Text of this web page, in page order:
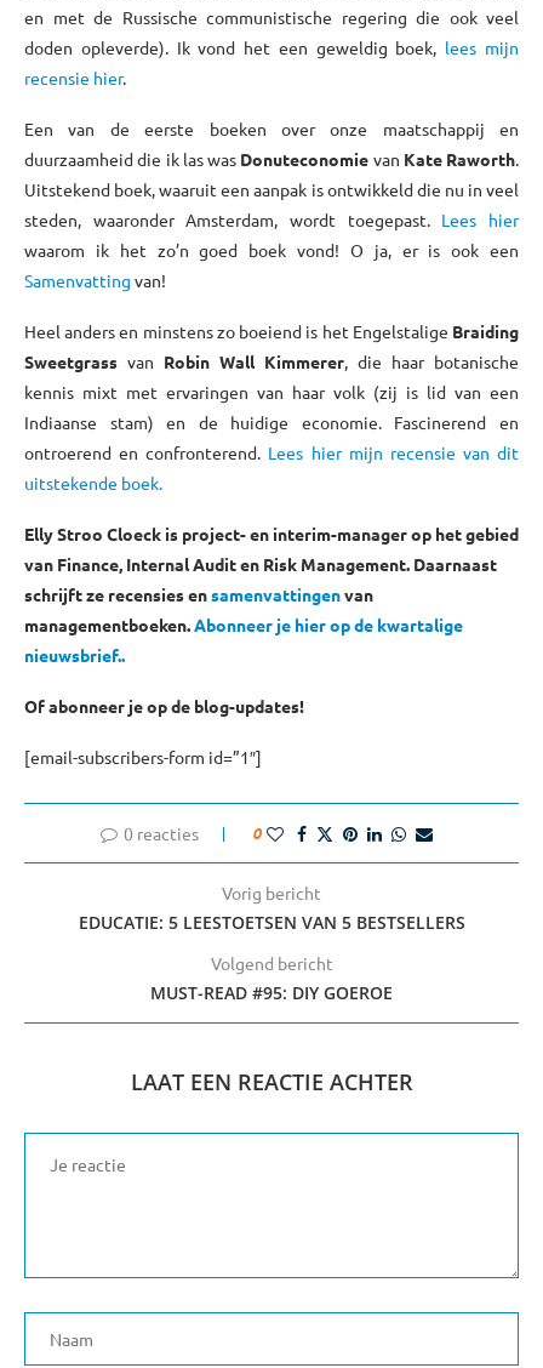
en met de Russische communistische regering die ook veel
doden opleverde). Ik vond het een geweldig boek, lees mijn
recensie hier.
Een van de eerste boeken over onze maatschappij en
duurzaamheid die ik las was Donuteconomie van Kate Raworth.
Uitstekend boek, waaruit een aanpak is ontwikkeld die nu in veel
steden, waaronder Amsterdam, wordt toegepast. Lees hier
waarom ik het zo’n goed boek vond! O ja, er is ook een
Samenvatting van!
Heel anders en minstens zo boeiend is het Engelstalige Braiding
Sweetgrass van Robin Wall Kimmerer, die haar botanische
kennis mixt met ervaringen van haar volk (zij is lid van een
Indiaanse stam) en de huidige economie. Fascinerend en
ontroerend en confronterend. Lees hier mijn recensie van dit
uitstekende boek.
Elly Stroo Cloeck is project- en interim-manager op het gebied
van Finance, Internal Audit en Risk Management. Daarnaast
schrijft ze recensies ensamenvattingenvan
managementboeken.Abonneer je hier op de kwartalige
nieuwsbrief..
Of abonneer je op de blog-updates!
[email-subscribers-form id=”1″]
0 reacties 0
Vorig bericht
EDUCATIE: 5 LEESTOETSEN VAN 5 BESTSELLERS
Volgend bericht
MUST-READ #95: DIY GOEROE
LAAT EEN REACTIE ACHTER